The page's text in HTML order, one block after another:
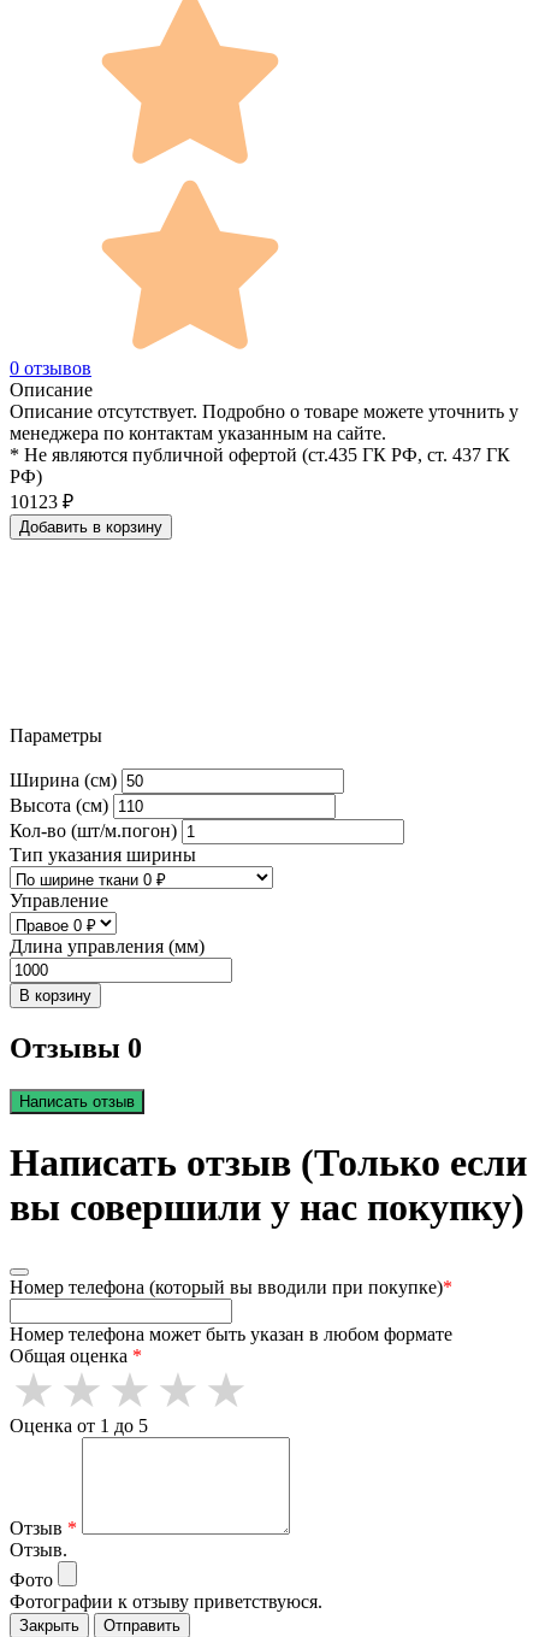
0 отзывов
Описание
Описание отсутствует. Подробно о товаре можете уточнить у
менеджера по контактам указанным на сайте.
* Не являются публичной офертой (ст.435 ГК РФ, cт. 437 ГК
РФ)
10123 ₽
Добавить в корзину
Параметры
Ширина (см)
Высота (см)
Кол-во (шт/м.погон)
Тип указания ширины
Управление
Длина управления (мм)
В корзину
Отзывы 0
Написать отзыв
Написать отзыв (Только если
вы совершили у нас покупку)
Номер телефона (который вы вводили при покупке)*
Номер телефона может быть указан в любом формате
Общая оценка *
Оценка от 1 до 5
Отзыв *
Отзыв.
Фото
Фотографии к отзыву приветствуюся.
Закрыть Отправить